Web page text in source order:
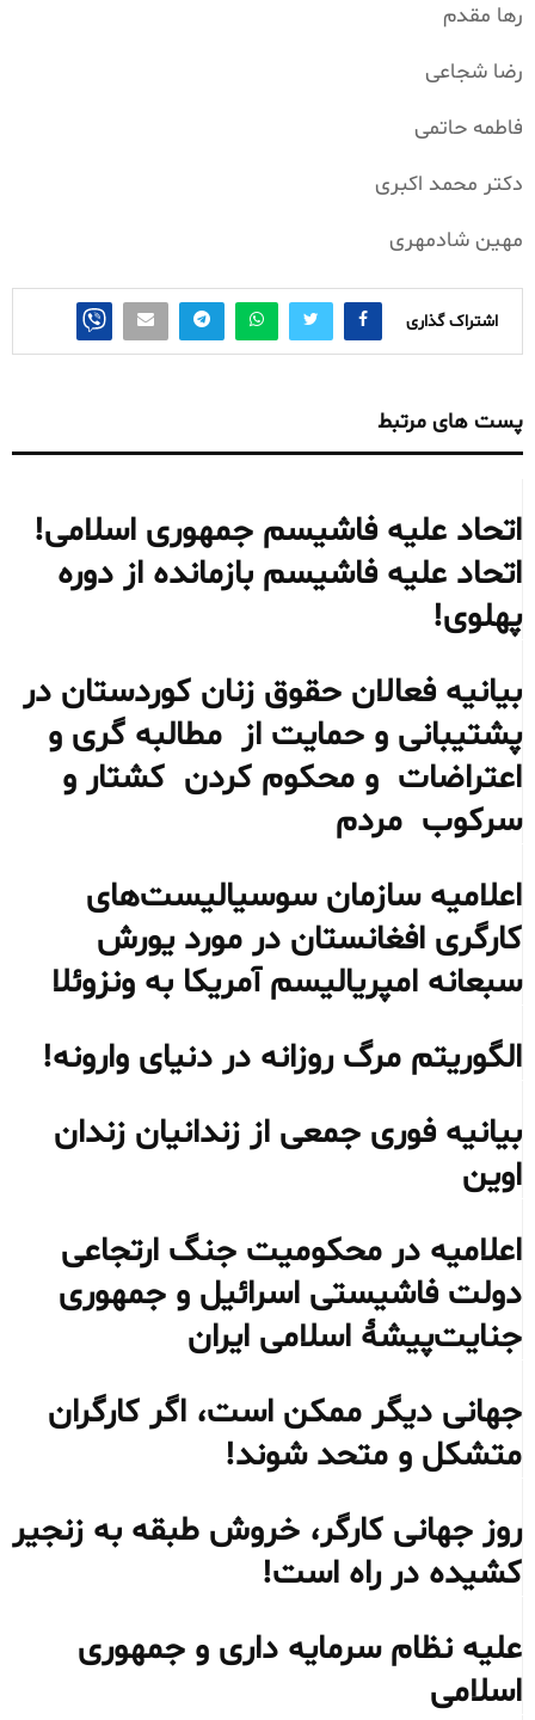
رها مقدم
رضا شجاعی
فاطمه حاتمی
دکتر محمد اکبری
مهین شادمهری
اشتراک گذاری
پست های مرتبط
اتحاد علیه فاشیسم جمهوری اسلامی!
اتحاد علیه فاشیسم بازمانده از دوره
پهلوی!
بیانیه فعالان حقوق زنان کوردستان در
پشتیبانی و حمایت از مطالبه گری و
اعتراضات و محکوم کردن کشتار و
سرکوب مردم
اعلامیه سازمان سوسیالیست‌های
کارگری افغانستان در مورد یورش
سبعانه امپریالیسم آمریکا به ونزوئلا
الگوریتم مرگ روزانه در دنیای وارونه!
بیانیه فوری جمعی از زندانیان زندان
اوین
اعلامیه‌ در محکومیت جنگ ارتجاعی
دولت فاشیستی اسرائیل و جمهوری
جنایت‌پیشۀ اسلامی ایران
جهانی دیگر ممکن است، اگر کارگران
متشکل و متحد شوند!
روز جهانی کارگر، خروش طبقه به زنجیر
کشیده‌ در راه است!
علیه نظام سرمایه داری و جمهوری
اسلامی